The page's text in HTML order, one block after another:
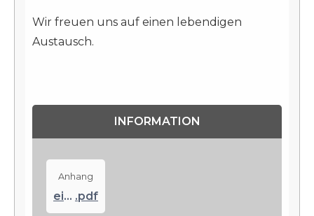
Wir freuen uns auf einen lebendigen
Austausch.
INFORMATION
Anhang
einladung-retraite-nvv-2025 .pdf